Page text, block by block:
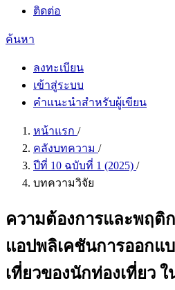
ติดต่อ
ค้นหา
ลงทะเบียน
เข้าสู่ระบบ
คำแนะนำสำหรับผู้เขียน
หน้าแรก /
คลังบทความ /
ปีที่ 10 ฉบับที่ 1 (2025) /
บทความวิจัย
ความต้องการและพฤติ
แอปพลิเคชันการออกแ
เที่ยวของนักท่องเที่ยว